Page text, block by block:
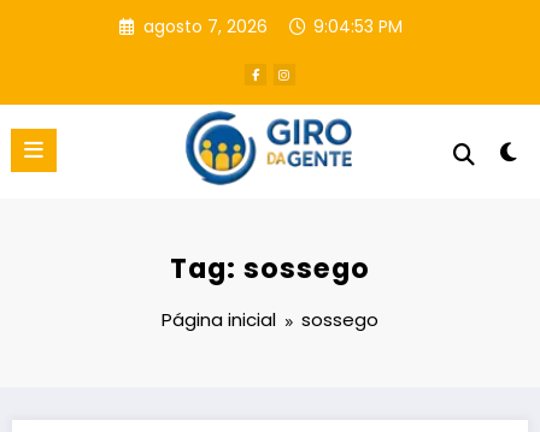
agosto 7, 2026 9:04:54 PM
Tag: sossego
Página inicial sossego